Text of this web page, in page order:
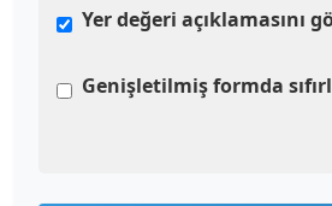
Yer değeri açıklamasını
Genişletilmiş formda